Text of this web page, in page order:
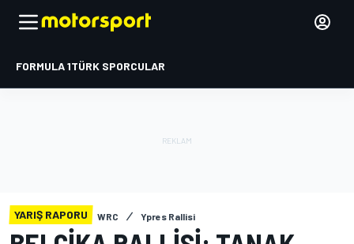
FORMULA 1TÜRK SPORCULAR
YARIŞ RAPORU WRC Ypres Rallisi